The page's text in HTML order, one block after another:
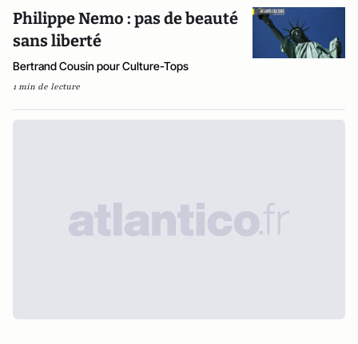
Philippe Nemo : pas de beauté
sans liberté
Bertrand Cousin pour Culture-Tops
1 min de lecture